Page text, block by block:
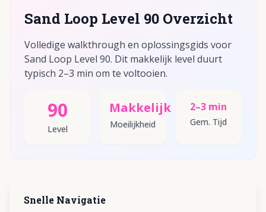
Sand Loop Level 90 Overzicht
Volledige walkthrough en oplossingsgids voor
Sand Loop Level 90. Dit makkelijk level duurt
typisch 2–3 min om te voltooien.
90
Level
Makkelijk
Moeilijkheid
2–3 min
Gem. Tijd
Snelle Navigatie